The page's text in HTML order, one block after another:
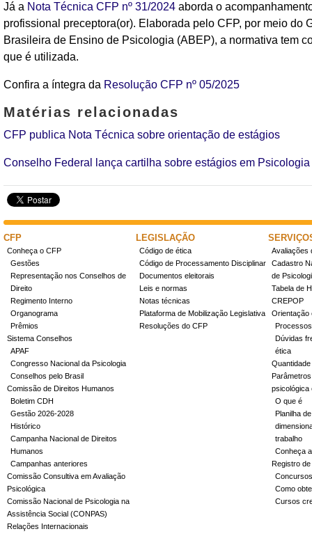
Já a Nota Técnica CFP nº 31/2024 aborda o
profissional preceptora(or). Elaborada pelo CFP, por meio do
Brasileira de Ensino de Psicologia (ABEP), a normativa tem
que é utilizada.
Confira a íntegra da Resolução CFP nº 05/2025
Matérias relacionadas
CFP publica Nota Técnica sobre orientação de estágios
Conselho Federal lança cartilha sobre estágios em Psicologia
CFP
Conheça o CFP
Gestões
Representação nos Conselhos de
Direito
Regimento Interno
Organograma
Prêmios
Sistema Conselhos
APAF
Congresso Nacional da Psicologia
Conselhos pelo Brasil
Comissão de Direitos Humanos
Boletim CDH
Gestão 2026-2028
Histórico
Campanha Nacional de Direitos
Humanos
Campanhas anteriores
Comissão Consultiva em Avaliação
Psicológica
Comissão Nacional de Psicologia na
Assistência Social (CONPAS)
Relações Internacionais
LEGISLAÇÃO
Código de ética
Código de Processamento Disciplinar
Documentos eleitorais
Leis e normas
Notas técnicas
Plataforma de Mobilização Legislativa
Resoluções do CFP
Avaliações
Cadastro
de
Tabela de
CREPOP
Orientação
Dúvidas
ética
psicológica
O que é
Planilha
trabalho
Conheça
Registro
Concursos
Como
Cursos